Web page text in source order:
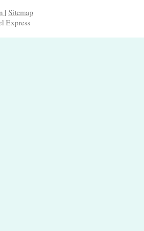
| Sitemap
Express